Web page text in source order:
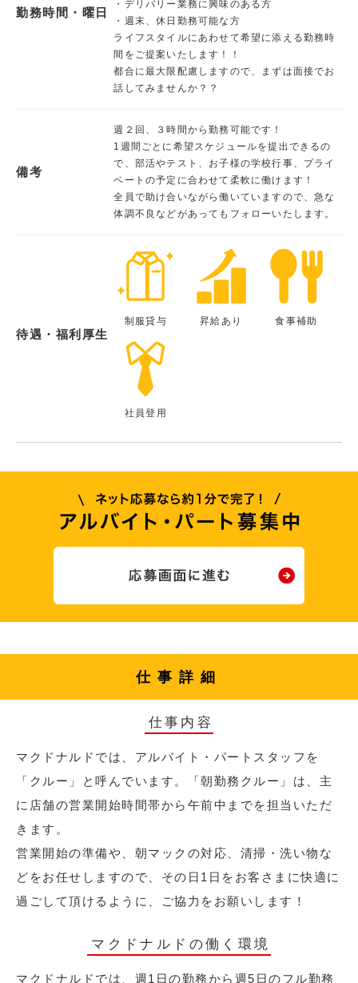
勤務時間・曜日
・デリバリー業務に興味のある方
・週末、休日勤務可能な方
ライフスタイルにあわせて希望に添える勤務時
間をご提案いたします！！
都合に最大限配慮しますので、まずは面接でお
話してみませんか？？
備考
週２回、３時間から勤務可能です！
1週間ごとに希望スケジュールを提出できるの
で、部活やテスト、お子様の学校行事、プライ
ベートの予定に合わせて柔軟に働けます！
全員で助け合いながら働いていますので、急な
体調不良などがあってもフォローいたします。
待遇・福利厚生
制服貸与 昇給あり 食事補助
社員登用
仕事詳細
仕事内容
マクドナルドでは、アルバイト・パートスタッフを
「クルー」と呼んでいます。「朝勤務クルー」は、主
に店舗の営業開始時間帯から午前中までを担当いただ
きます。
営業開始の準備や、朝マックの対応、清掃・洗い物な
どをお任せしますので、その日1日をお客さまに快適に
過ごして頂けるように、ご協力をお願いします！
マクドナルドの働く環境
マクドナルドでは、週1日の勤務から週5日のフル勤務